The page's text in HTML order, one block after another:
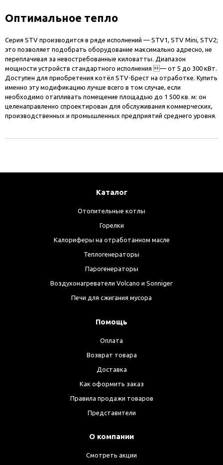
Оптимальное тепло
Серия STV производится в ряде исполнений — STV1, STV Mini, STV2;
это позволяет подобрать оборудование максимально адресно, не
переплачивая за невостребованные киловатты. Диапазон
мощности устройств стандартного исполнения — от 5 до 300 кВт.
Доступен для приобретения котёл STV-Брест на отработке. Купить
именно эту модификацию лучше всего в том случае, если
необходимо отапливать помещение площадью до 1 500 кв. м: он
целенаправленно спроектирован для обслуживания коммерческих,
производственных и промышленных предприятий среднего уровня.
Каталог
Отопительные котлы
Горелки
Калориферы на отработанном масле
Теплогенераторы
Парогенераторы
Воздухонагреватели Volcano и Sonniger
Печи для сжигания мусора
Помощь
Оплата
Возврат товара
Доставка
Как оформить заказ
Правила продажи товаров
Представители
О компании
Смотреть акции